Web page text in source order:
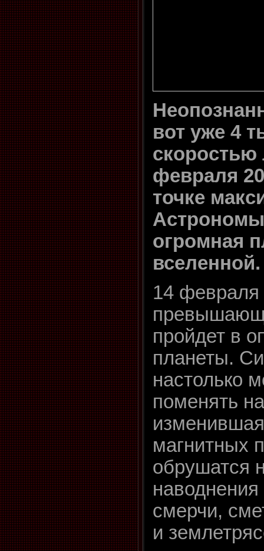
вот уже 4
скоростью
февраля
точке
огромная
вселенной.
14 февраля
пройдет в
планеты.
настолько
поменять
магнитных
обрушатся
смерчи,
и